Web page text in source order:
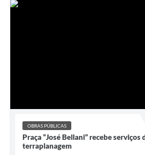
OBRAS PÚBLICAS
Praça “José Bellani” recebe serviços
terraplanagem